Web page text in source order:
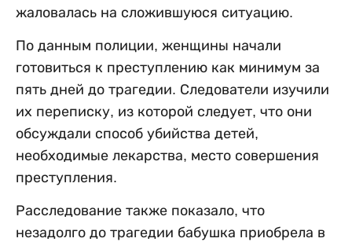
жаловалась на сложившуюся ситуацию.
По данным полиции, женщины начали
готовиться к преступлению как минимум за
пять дней до трагедии. Следователи изучили
их переписку, из которой следует, что они
обсуждали способ убийства детей,
необходимые лекарства, место совершения
преступления.
Расследование также показало, что
незадолго до трагедии бабушка приобрела в